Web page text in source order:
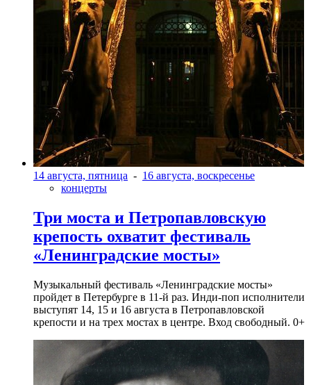
14 августа, пятница - 16 августа, воскресенье
концерты
Три моста и Петропавловскую
крепость охватит фестиваль
«Ленинградские мосты»
Музыкальный фестиваль «Ленинградские мосты»
пройдет в Петербурге в 11-й раз. Инди-поп исполнители
выступят 14, 15 и 16 августа в Петропавловской
крепости и на трех мостах в центре. Вход свободный. 0+